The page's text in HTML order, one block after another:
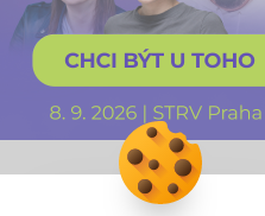
a z dotovaného